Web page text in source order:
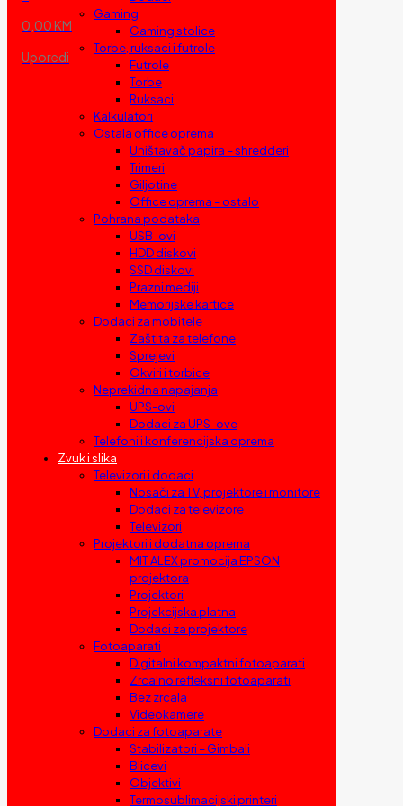
0,00 KM
Uporedi
Gaming
Gaming stolice
Torbe, ruksaci i futrole
Futrole
Torbe
Ruksaci
Kalkulatori
Ostala office oprema
Uništavač papira – shredderi
Trimeri
Giljotine
Office oprema – ostalo
Pohrana podataka
USB-ovi
HDD diskovi
SSD diskovi
Prazni mediji
Memorijske kartice
Dodaci za mobitele
Zaštita za telefone
Sprejevi
Okviri i torbice
Neprekidna napajanja
UPS-ovi
Dodaci za UPS-ove
Telefoni i konferencijska oprema
Zvuk i slika
Televizori i dodaci
Nosači za TV, projektore i monitore
Dodaci za televizore
Televizori
Projektori i dodatna oprema
MIT ALEX promocija EPSON
projektora
Projektori
Projekcijska platna
Dodaci za projektore
Fotoaparati
Digitalni kompaktni fotoaparati
Zrcalno refleksni fotoaparati
Bez zrcala
Videokamere
Dodaci za fotoaparate
Stabilizatori – Gimbali
Blicevi
Objektivi
Termosublimacijski printeri